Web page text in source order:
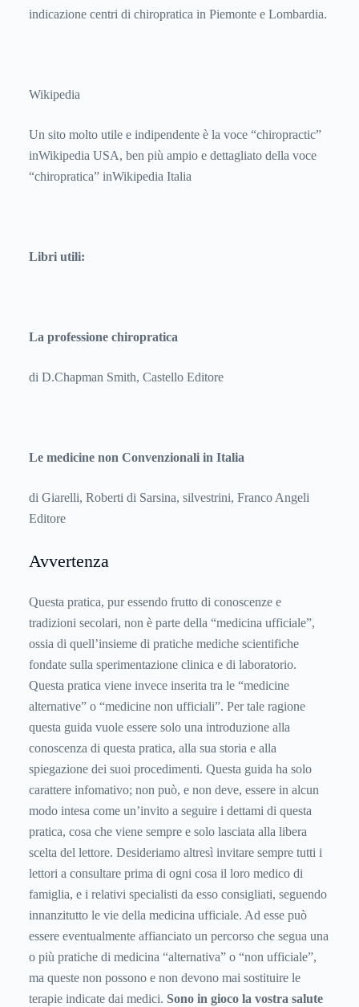
indicazione centri di chiropratica in Piemonte e Lombardia.
Wikipedia
Un sito molto utile e indipendente è la voce “chiropractic”
inWikipedia USA, ben più ampio e dettagliato della voce
“chiropratica” inWikipedia Italia
Libri utili:
La professione chiropratica
di D.Chapman Smith, Castello Editore
Le medicine non Convenzionali in Italia
di Giarelli, Roberti di Sarsina, silvestrini, Franco Angeli
Editore
Avvertenza
Questa pratica, pur essendo frutto di conoscenze e
tradizioni secolari, non è parte della “medicina ufficiale”,
ossia di quell’insieme di pratiche mediche scientifiche
fondate sulla sperimentazione clinica e di laboratorio.
Questa pratica viene invece inserita tra le “medicine
alternative” o “medicine non ufficiali”. Per tale ragione
questa guida vuole essere solo una introduzione alla
conoscenza di questa pratica, alla sua storia e alla
spiegazione dei suoi procedimenti. Questa guida ha solo
carattere infomativo; non può, e non deve, essere in alcun
modo intesa come un’invito a seguire i dettami di questa
pratica, cosa che viene sempre e solo lasciata alla libera
scelta del lettore. Desideriamo altresì invitare sempre tutti i
lettori a consultare prima di ogni cosa il loro medico di
famiglia, e i relativi specialisti da esso consigliati, seguendo
innanzitutto le vie della medicina ufficiale. Ad esse può
essere eventualmente affianciato un percorso che segua una
o più pratiche di medicina “alternativa” o “non ufficiale”,
ma queste non possono e non devono mai sostituire le
terapie indicate dai medici. Sono in gioco la vostra salute